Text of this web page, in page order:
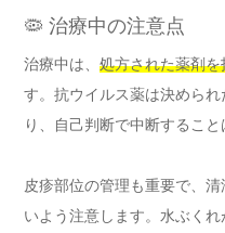
🦠 治療中の注意点
治療中は、 処方された薬剤
す。抗ウイルス薬は決めら
り、自己判断で中断すること
皮疹部位の管理も重要で、
いよう注意します。水ぶくれ